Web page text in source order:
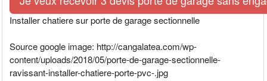
Installer chatiere sur porte de garage sectionnelle
Source google image: http://cangalatea.com/wp-
content/uploads/2018/05/porte-de-garage-sectionnelle-
ravissant-installer-chatiere-porte-pvc-.jpg